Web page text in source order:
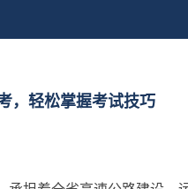
，轻松掌握考试技巧